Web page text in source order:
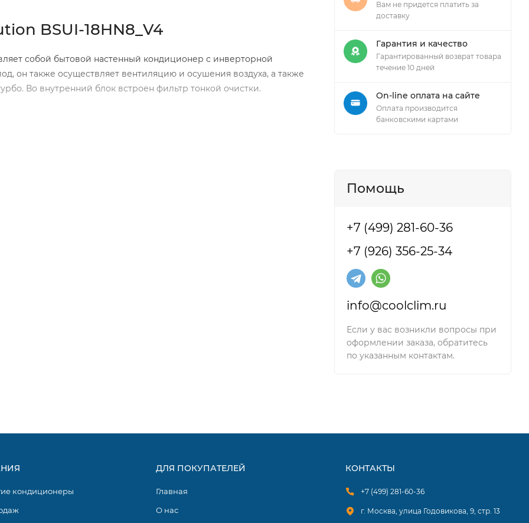
BSUI-18HN8_V4
собой бытовой настенный кондиционер с инверторной
он также осуществляет вентиляцию и осушения воздуха, а также
Во внутренний блок встроен фильтр тонкой очистки.
Вам не придется платить за
доставку
Гарантия и качество
Гарантированный возврат товара
течение 10 дней
On-line оплата на сайте
Оплата производится
банковскими картами
Помощь
+7 (499) 281-60-36
+7 (926) 356-25-34
info@coolclim.ru
Если у вас возникли вопросы при
оформлении заказа, обратитесь
по указанным контактам.
кондиционеры
ДЛЯ ПОКУПАТЕЛЕЙ
Главная
О нас
КОНТАКТЫ
+7 (499) 281-60-36
г. Москва, улица Годовикова, 9, стр. 13